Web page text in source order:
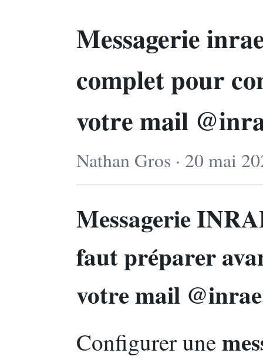
Messagerie
complet pour
votre mail
Nathan Gros · 20 mai
Messagerie
faut préparer
votre mail
Configurer une